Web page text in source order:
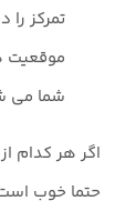
تمرکز
موقعیت
شما می
اگر هر کدام
حتما خوب